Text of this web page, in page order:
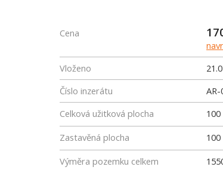
Cena
Vloženo
Číslo inzerátu
Celková užitková plocha
100
Zastavěná plocha 100
Výměra pozemku celkem